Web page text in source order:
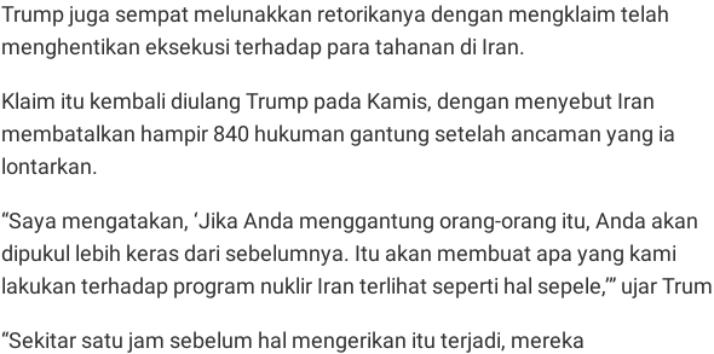
Trump juga sempat melunakkan retorikanya dengan mengklaim telah
menghentikan eksekusi terhadap para tahanan di Iran.
Klaim itu kembali diulang Trump pada Kamis, dengan menyebut Iran
membatalkan hampir 840 hukuman gantung setelah ancaman yang ia
lontarkan.
“Saya mengatakan, ‘Jika Anda menggantung orang-orang itu, Anda akan
dipukul lebih keras dari sebelumnya. Itu akan membuat apa yang kami
lakukan terhadap program nuklir Iran terlihat seperti hal sepele,’” ujar
“Sekitar satu jam sebelum hal mengerikan itu terjadi, mereka